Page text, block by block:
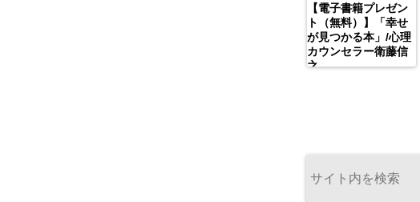
【電子書籍プレゼン
ト（無料）】「幸せ
が見つかる本」/心理
カウンセラー衛藤信
之